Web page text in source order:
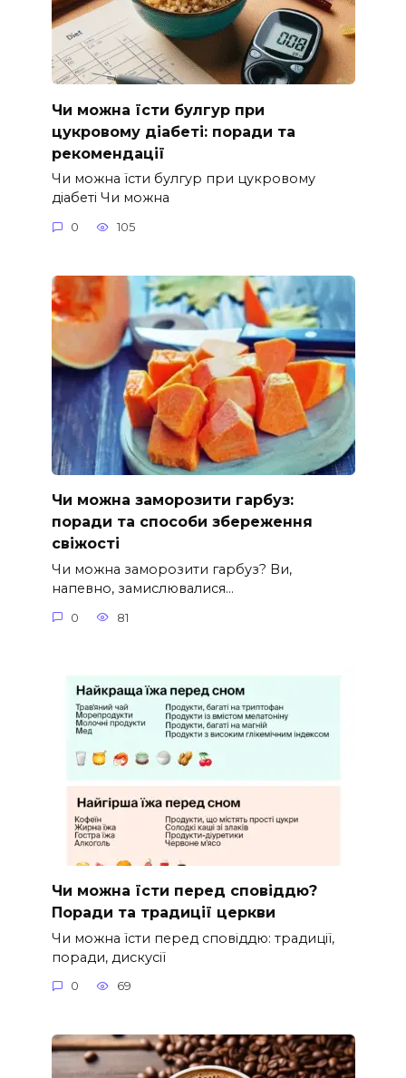
Чи можна їсти булгур при
цукровому діабеті: поради та
рекомендації
Чи можна їсти булгур при цукровому
діабеті Чи можна
0 105
Чи можна заморозити гарбуз:
поради та способи збереження
свіжості
Чи можна заморозити гарбуз? Ви,
напевно, замислювалися…
0 81
Чи можна їсти перед сповіддю?
Поради та традиції церкви
Чи можна їсти перед сповіддю: традиції,
поради, дискусії
0 69